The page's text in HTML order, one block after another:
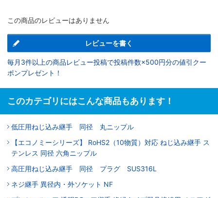
この商品のレビューはありません
レビューを書く
毎月3件以上の商品レビュー投稿で投稿件数×500円分の値引クー
ポンプレゼント！
このカテゴリにはこんな商品もあります！
低圧用ねじ込み継手 同径 丸ニップル
【エコノミーシリーズ】 RoHS2（10物質）対応 ねじ込み継手 ス
テンレス 同径 六角ニップル
高圧用ねじ込み継手 同径 プラグ SUS316L
ネジ継手 異径内・外ソケット NF